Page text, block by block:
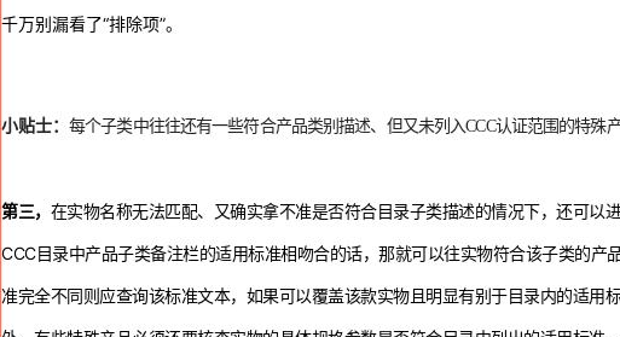
千万别漏看了“排除项”。
小贴士： 每个子类中往往还有一些符合产品类别描述、但又未列入CCC认证范围的特殊
第三， 在实物名称无法匹配、又确实拿不准是否符合目录子类描述的情况下，还可以
CCC目录中产品子类备注栏的适用标准相吻合的话，那就可以往实物符合该子类的产
准完全不同则应查询该标准文本，如果可以覆盖该款实物且明显有别于目录内的适用